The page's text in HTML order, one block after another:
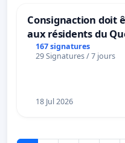
Consignaction doit
aux résidents du
167 signatures
29 Signatures / 7 jours
18 Jul 2026